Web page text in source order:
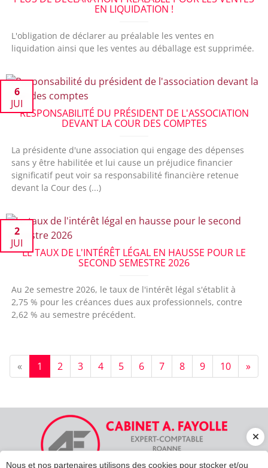
EN LIQUIDATION !
L'obligation de déclarer au préalable les ventes en
liquidation ainsi que les ventes au déballage est supprimée.
RESPONSABILITÉ DU PRÉSIDENT DE L'ASSOCIATION
DEVANT LA COUR DES COMPTES
6
JUI
La présidente d'une association qui engage des dépenses
sans y être habilitée et lui cause un préjudice financier
significatif peut voir sa responsabilité financière retenue
devant la Cour des (...)
LE TAUX DE L'INTÉRÊT LÉGAL EN HAUSSE POUR LE
SECOND SEMESTRE 2026
2
JUI
Au 2e semestre 2026, le taux de l'intérêt légal s'établit à
2,75 % pour les créances dues aux professionnels, contre
2,62 % au semestre précédent.
« 1 2 3 4 5 6 7 8 9 10 »
Nous et nos partenaires utilisons des cookies pour stocker et/ou